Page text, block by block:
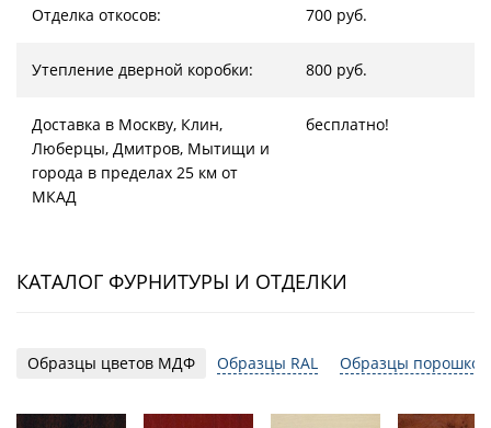
Отделка откосов: 700 руб.
Утепление дверной коробки: 800 руб.
Доставка в Москву, Клин,
Люберцы, Дмитров, Мытищи и
города в пределах 25 км от
МКАД
бесплатно!
КАТАЛОГ ФУРНИТУРЫ И ОТДЕЛКИ
Образцы цветов МДФ Образцы RAL Образцы